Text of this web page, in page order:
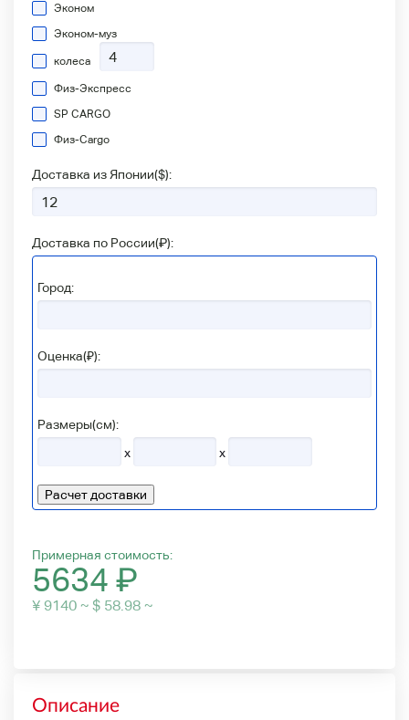
Эконом
Эконом-муз
колеса
Физ-Экспресс
SP CARGO
Физ-Сargo
Доставка из Японии($):
Доставка по России(₽):
Город:
Оценка(₽):
Размеры(см):
x
x
Расчет доставки
Примерная стоимость:
5634 ₽
¥ 9140 ~ $ 58.98 ~
Описание